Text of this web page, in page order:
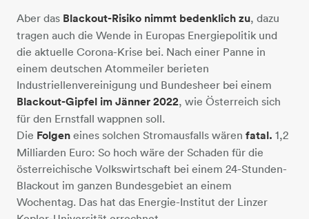
Aber das Blackout-Risiko nimmt bedenklich zu, dazu
tragen auch die Wende in Europas Energiepolitik und
die aktuelle Corona-Krise bei. Nach einer Panne in
einem deutschen Atommeiler berieten
Industriellenvereinigung und Bundesheer bei einem
Blackout-Gipfel im Jänner 2022, wie Österreich sich
für den Ernstfall wappnen soll.
​​​​​​​​​​​​​​Die Folgen eines solchen Stromausfalls wären fatal. 1,2
Milliarden Euro: So hoch wäre der Schaden für die
österreichische Volkswirtschaft bei einem 24-Stunden-
Blackout im ganzen Bundesgebiet an einem
Wochentag. Das hat das Energie-Institut der Linzer